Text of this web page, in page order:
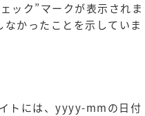
ック”マークが表示されま
かったことを示していま
トには、yyyy-mmの日付